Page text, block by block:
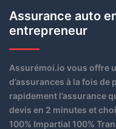
Assurance auto
entrepreneur
Assurémoi.io vous offre
d’assurances à la fois
rapidement l’assurance
devis en 2 minutes et
100% Impartial 100%